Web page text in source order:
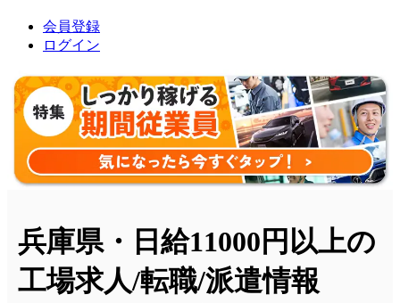
会員登録
ログイン
兵庫県・日給11000円以上の
工場求人/転職/派遣情報